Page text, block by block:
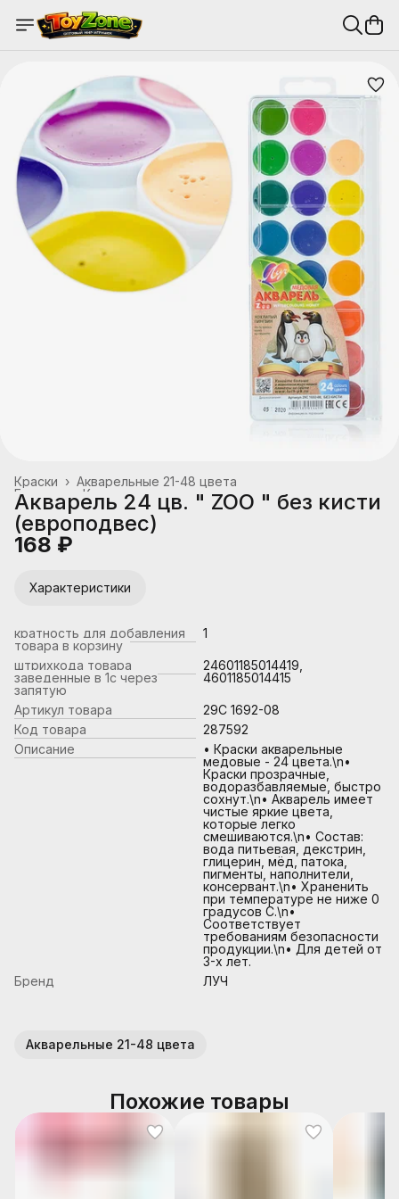
Акварельные 21-48 цвета
Краски ›
Канцтовары, школьные принадлежности
Главная
Акварель 24 цв. " ZOO " без кисти
(европодвес)
168 ₽
Характеристики
кратность для добавления
товара в корзину
1
штрихкода товара
заведенные в 1с через
запятую
24601185014419,
4601185014415
Артикул товара
29С 1692-08
Код товара
287592
Описание
• Краски акварельные
медовые - 24 цвета.\n•
Краски прозрачные,
водоразбавляемые, быстро
сохнут.\n• Акварель имеет
чистые яркие цвета,
которые легко
смешиваются.\n• Состав:
вода питьевая, декстрин,
глицерин, мёд, патока,
пигменты, наполнители,
консервант.\n• Храненить
при температуре не ниже 0
градусов С.\n•
Соответствует
требованиям безопасности
продукции.\n• Для детей от
3-х лет.
Бренд
ЛУЧ
Акварельные 21-48 цвета
Похожие товары